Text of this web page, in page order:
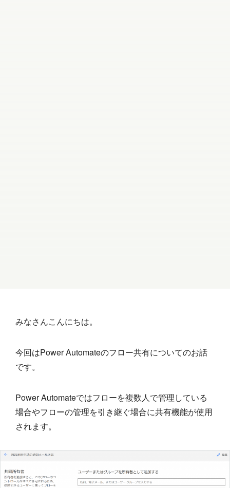
みなさんこんにちは。
今回はPower Automateのフロー共有についてのお話
です。
Power Automateではフローを複数人で管理している
場合やフローの管理を引き継ぐ場合に共有機能が使用
されます。